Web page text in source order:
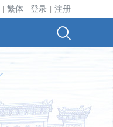
繁体 登录 注册